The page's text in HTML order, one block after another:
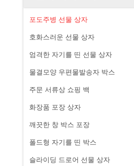
포도주병 선물 상자
호화스러운 선물 상자
엄격한 자기를 띤 선물 상자
물결모양 우편물발송자 박스
주문 서류상 쇼핑 백
화장품 포장 상자
깨끗한 창 박스 포장
폴드형 자기를 띤 박스
슬라이딩 드로어 선물 상자